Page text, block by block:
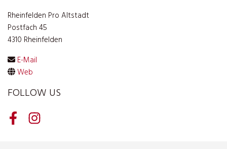
Rheinfelden Pro Altstadt
Postfach 45
4310 Rheinfelden
E-Mail
Web
FOLLOW US
FacebookInstagram